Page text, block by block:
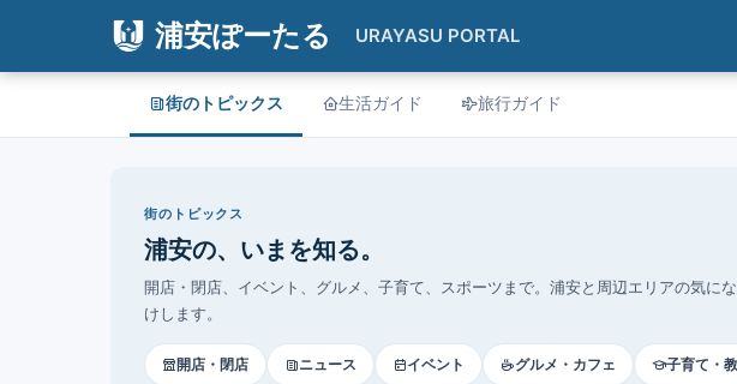
浦安ぽーたる URAYASU PORTAL
街のトピックス 生活ガイド 旅行ガイド
街のトピックス
浦安の、いまを知る。
開店・閉店、イベント、グルメ、子育て、スポーツまで。浦安と周辺エリアの気に
けします。
開店・閉店 ニュース イベント グルメ・カフェ 子育て・